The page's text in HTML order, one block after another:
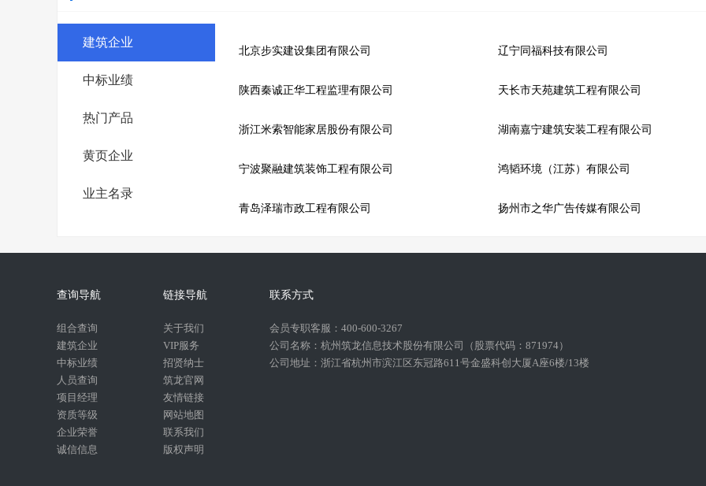
建筑企业
中标业绩
热门产品
黄页企业
业主名录
北京步实建设集团有限公司 辽宁同福科技有限公司
陕西秦诚正华工程监理有限公司 天长市天苑建筑工程有限公司
浙江米索智能家居股份有限公司 湖南嘉宁建筑安装工程有限公司
宁波聚融建筑装饰工程有限公司 鸿韬环境（江苏）有限公司
青岛泽瑞市政工程有限公司 扬州市之华广告传媒有限公司
查询导航
组合查询
建筑企业
中标业绩
人员查询
项目经理
资质等级
企业荣誉
诚信信息
链接导航
关于我们
VIP服务
招贤纳士
筑龙官网
友情链接
网站地图
联系我们
版权声明
联系方式
会员专职客服：400-600-3267
公司名称：杭州筑龙信息技术股份有限公司（股票代码：871974）
公司地址：浙江省杭州市滨江区东冠路611号金盛科创大厦A座6楼/13楼